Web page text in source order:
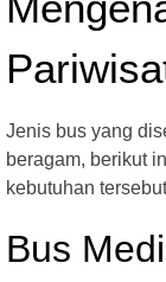
Jenis bus yang
beragam, berikut
kebutuhan
Bus